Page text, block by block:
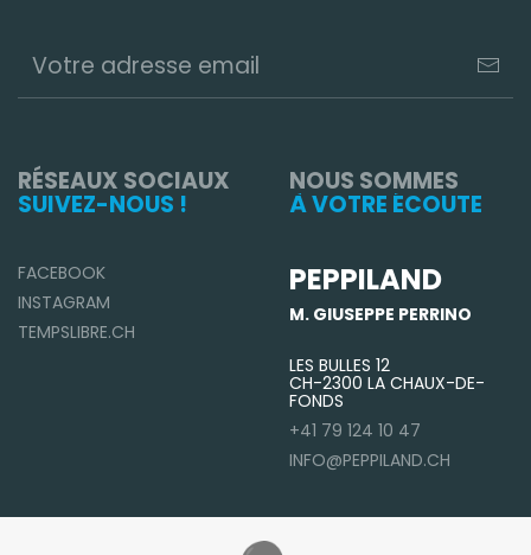
RÉSEAUX SOCIAUX
SUIVEZ-NOUS !
FACEBOOK
INSTAGRAM
TEMPSLIBRE.CH
NOUS SOMMES
À VOTRE ÉCOUTE
PEPPILAND
M. GIUSEPPE PERRINO
LES BULLES 12
CH-2300 LA CHAUX-DE-
FONDS
+41 79 124 10 47
INFO@PEPPILAND.CH